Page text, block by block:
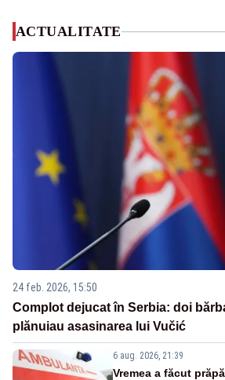
ACTUALITATE
24 feb. 2026, 15:50
Complot dejucat în Serbia: doi
plănuiau asasinarea lui Vučić
6 aug. 2026, 21:39
Vremea a făcut